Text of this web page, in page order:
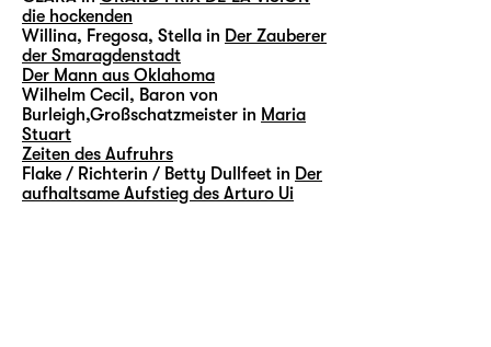
die hockenden
Willina, Fregosa, Stella in Der Zauberer
der Smaragdenstadt
Der Mann aus Oklahoma
Wilhelm Cecil, Baron von
Burleigh,Großschatzmeister in Maria
Stuart
Zeiten des Aufruhrs
Flake / Richterin / Betty Dullfeet in Der
aufhaltsame Aufstieg des Arturo Ui